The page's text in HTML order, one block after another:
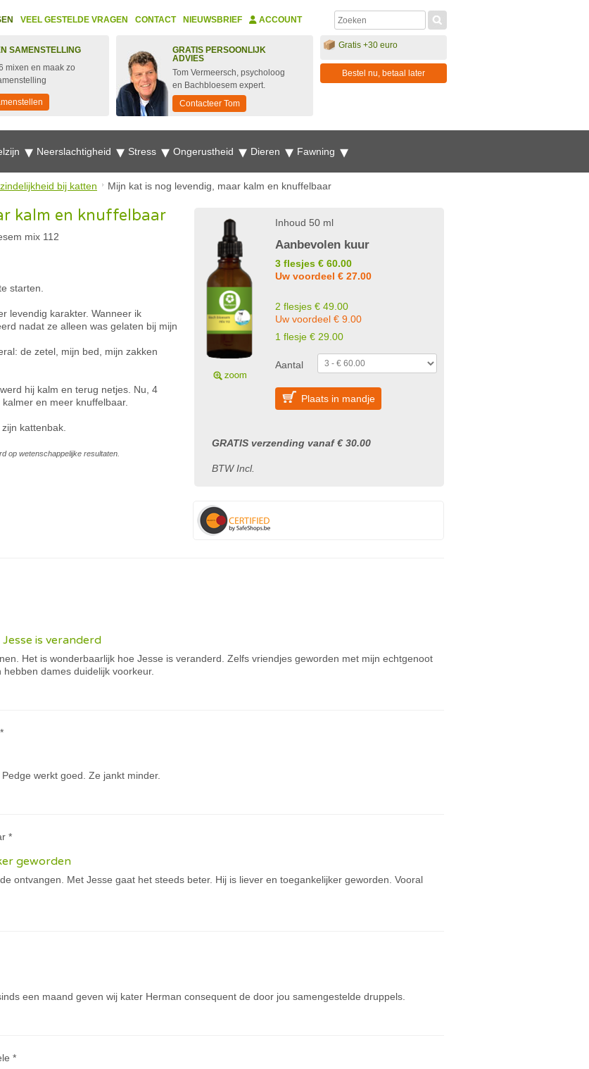
VEEL GESTELDE VRAGEN CONTACT NIEUWSBRIEF ACCOUNT
SAMENSTELLING
mixen en maak zo
GRATIS PERSOONLIJK
ADVIES
Tom Vermeersch, psycholoog
en Bachbloesem expert.
Contacteer Tom
Gratis +30 euro
Bestel nu, betaal later
Neerslachtigheid Stress Ongerustheid Dieren Fawning
bij katten Mijn kat is nog levendig, maar kalm en knuffelbaar
kalm en knuffelbaar
mix 112
starten.
levendig karakter. Wanneer ik
nadat ze alleen was gelaten bij mijn
de zetel, mijn bed, mijn zakken
hij kalm en terug netjes. Nu, 4
en meer knuffelbaar.
kattenbak.
op wetenschappelijke resultaten.
Inhoud 50 ml
Aanbevolen kuur
3 flesjes € 60.00
Uw voordeel € 27.00
2 flesjes € 49.00
Uw voordeel € 9.00
1 flesje € 29.00
Aantal
Plaats in mandje
GRATIS verzending vanaf € 30.00
BTW Incl.
is veranderd
Het is wonderbaarlijk hoe Jesse is veranderd. Zelfs vriendjes geworden met mijn echtgenoot
dames duidelijk voorkeur.
werkt goed. Ze jankt minder.
*
geworden
ontvangen. Met Jesse gaat het steeds beter. Hij is liever en toegankelijker geworden. Vooral
een maand geven wij kater Herman consequent de door jou samengestelde druppels.
*